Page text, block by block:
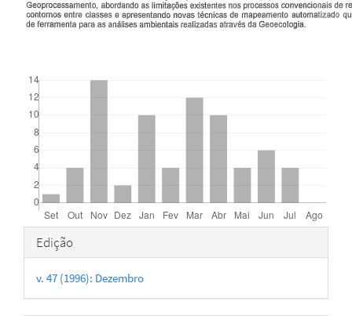
Detalhes
do
artigo
Edição
v. 47 (1996): Dezembro